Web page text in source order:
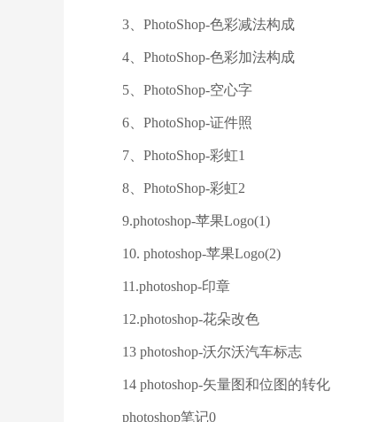
3、PhotoShop-色彩减法构成
4、PhotoShop-色彩加法构成
5、PhotoShop-空心字
6、PhotoShop-证件照
7、PhotoShop-彩虹1
8、PhotoShop-彩虹2
9.photoshop-苹果Logo(1)
10. photoshop-苹果Logo(2)
11.photoshop-印章
12.photoshop-花朵改色
13 photoshop-沃尔沃汽车标志
14 photoshop-矢量图和位图的转化
photoshop笔记0